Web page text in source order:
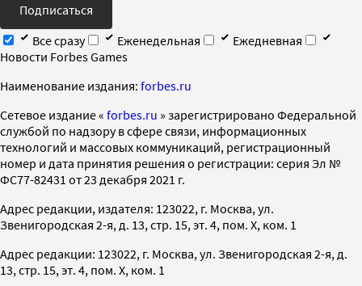
Подписаться
Все сразу
Еженедельная
Ежедневная
Новости Forbes Games
Наименование издания: forbes.ru
Cетевое издание « forbes.ru » зарегистрировано Федеральной
службой по надзору в сфере связи, информационных
технологий и массовых коммуникаций, регистрационный
номер и дата принятия решения о регистрации: серия Эл №
ФС77-82431 от 23 декабря 2021 г.
Адрес редакции, издателя: 123022, г. Москва, ул.
Звенигородская 2-я, д. 13, стр. 15, эт. 4, пом. X, ком. 1
Адрес редакции: 123022, г. Москва, ул. Звенигородская 2-я, д.
13, стр. 15, эт. 4, пом. X, ком. 1